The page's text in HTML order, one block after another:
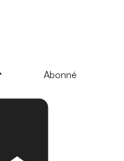
Abonné